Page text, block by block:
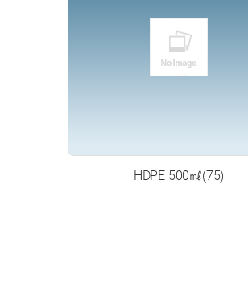
HDPE 500㎖(75)